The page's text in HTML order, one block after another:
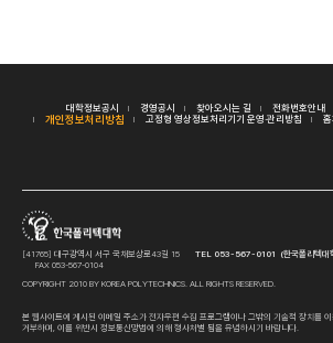
대학정보공시 경영공시 찾아오시는 길 전화번호안내
개인정보처리방침 고정형 영상정보처리기기 운영·관리방침
[41765] 대구광역시 서구 국채보상로43길 15 TEL 053-567-0101 (한국폴리텍
FAX 053-567-0104
COPYRIGHT 2010 BY KOREA POLYTECHNICS. ALL RIGHTS RESERVED.
본 웹사이트에 게시된 이메일 주소가 전자우편 수집 프로그램이나 그밖의 기술적 장치를
거부하며, 이를 위반시 정보통신망법에 의해 형사처벌 됨을 유념하시기 바랍니다.